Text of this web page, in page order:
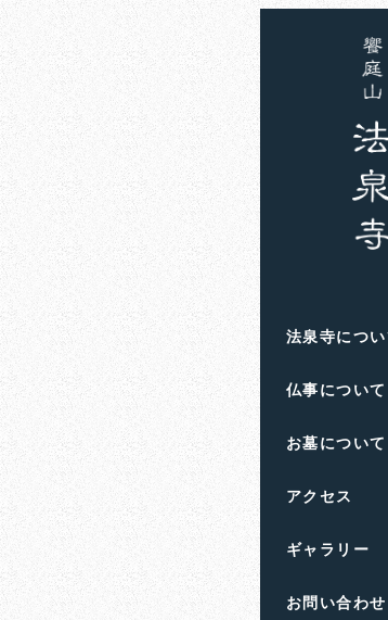
法泉寺につい
仏事について
お墓について
アクセス
ギャラリー
お問い合わせ
お
ゆ
私の青
場所